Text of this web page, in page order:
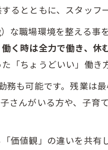
るとともに、スタッフ
な職場環境を整える事
く時は全力で働き、休
「ちょうどいい」働き
務も可能です。残業は
さんがいる方や、子
価値観」の違いを共